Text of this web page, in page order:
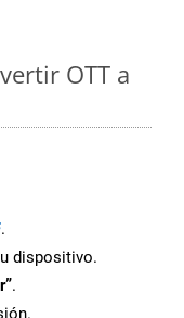
OTT a
.
dispositivo.
.